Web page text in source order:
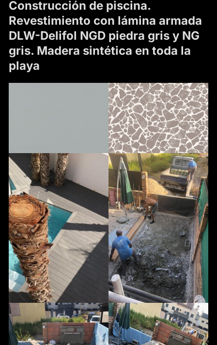
Construcción de piscina.
Revestimiento con lámina armada
DLW-Delifol NGD piedra gris y NG
gris. Madera sintética en toda la
playa